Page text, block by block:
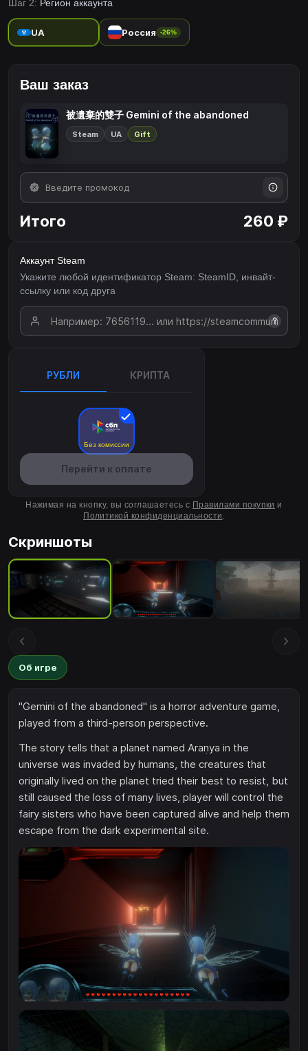
Шаг 2: Регион аккаунта
UA Россия -26%
Ваш заказ
被遺棄的雙子 Gemini of the abandoned
Steam UA Gift
Итого 260 ₽
Аккаунт Steam
Укажите любой идентификатор Steam: SteamID, инвайт-
ссылку или код друга
?
РУБЛИ КРИПТА
Без комиссии
Перейти к оплате
Нажимая на кнопку, вы соглашаетесь с Правилами покупки и
Политикой конфиденциальности.
Скриншоты
Об игре
"Gemini of the abandoned" is a horror adventure game,
played from a third-person perspective.
The story tells that a planet named Araṇya in the
universe was invaded by humans, the creatures that
originally lived on the planet tried their best to resist, but
still caused the loss of many lives, player will control the
fairy sisters who have been captured alive and help them
escape from the dark experimental site.